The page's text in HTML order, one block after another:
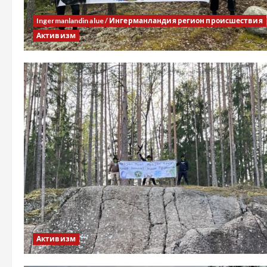
Ingermanlandin alue / Ингерманландия регион происшествия
Активизм
Активизм